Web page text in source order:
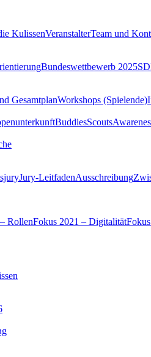
KulissenVeranstalterTeam und
Bundeswettbewerb 2025
GesamtplanWorkshops (Spielende)
BuddiesScouts
Jury-LeitfadenAusschreibung
RollenFokus 2021 – Digitalität